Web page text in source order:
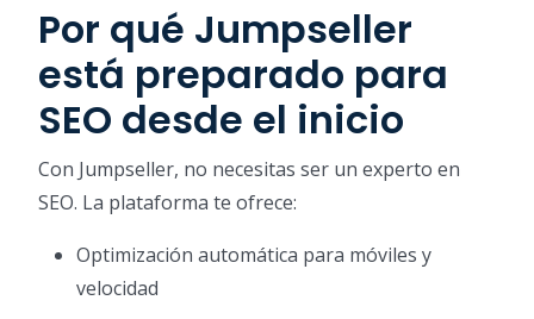
Por qué Jumpseller
está preparado para
SEO desde el inicio
Con Jumpseller, no necesitas ser un experto en
SEO. La plataforma te ofrece:
Optimización automática para móviles y
velocidad